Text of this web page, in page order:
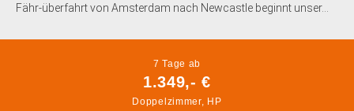
Fähr-überfahrt von Amsterdam nach Newcastle beginnt unser...
7 Tage ab
1.349,- €
Doppelzimmer, HP